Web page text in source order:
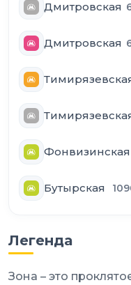
Дмитровская
Дмитровская
Фонвизинская
Бутырская
Легенда
Зона – это